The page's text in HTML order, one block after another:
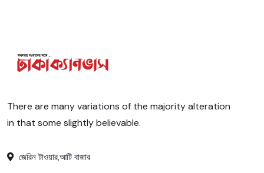
There are many variations of the majority alteration
in that some slightly believable.
জেরিন টাওয়ার,আটি বাজার